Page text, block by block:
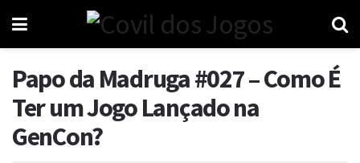
Papo da Madruga #027 – Como É
Ter um Jogo Lançado na
GenCon?